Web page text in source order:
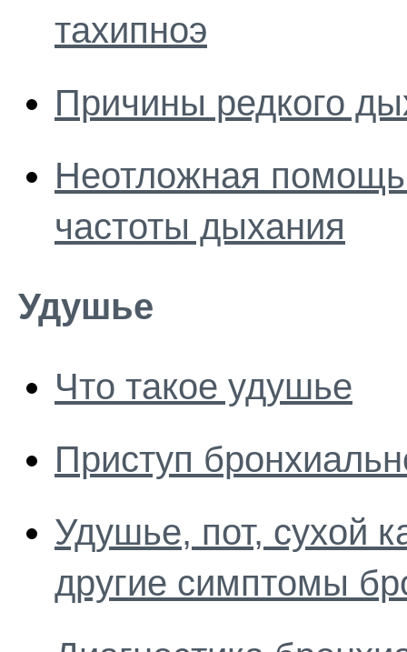
тахипноэ
Причины редкого
Неотложная
частоты дыхания
Удушье
Что такое удушье
Приступ
Удушье, пот, сухой
другие симптомы